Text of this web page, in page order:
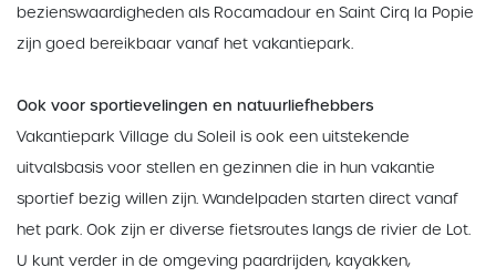
bezienswaardigheden als Rocamadour en Saint Cirq la Popie
zijn goed bereikbaar vanaf het vakantiepark.
Ook voor sportievelingen en natuurliefhebbers
Vakantiepark Village du Soleil is ook een uitstekende
uitvalsbasis voor stellen en gezinnen die in hun vakantie
sportief bezig willen zijn. Wandelpaden starten direct vanaf
het park. Ook zijn er diverse fietsroutes langs de rivier de Lot.
U kunt verder in de omgeving paardrijden, kayakken,